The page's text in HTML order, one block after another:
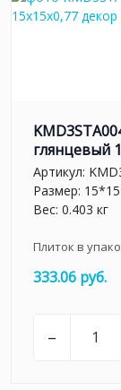
глянцевый
Артикул:
Размер:
Вес: 0.403 кг
Плиток в
333.06 руб.
–